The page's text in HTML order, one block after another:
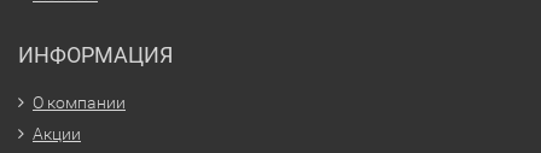
ИНФОРМАЦИЯ
О компании
Акции